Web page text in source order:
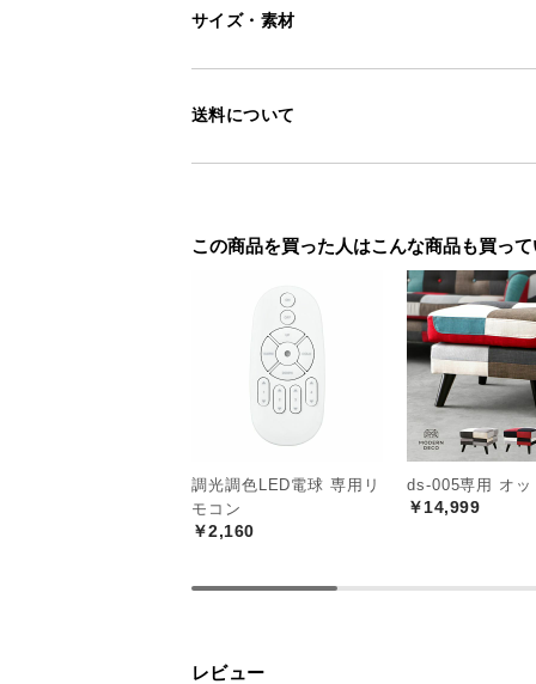
サイズ・素材
送料について
この商品を買った人はこんな商品も買っ
調光調色LED電球 専用リ
モコン
￥2,160
ds-005専用 オッ
￥14,999
レビュー